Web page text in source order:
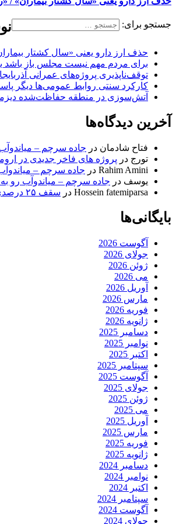
جستجو برای:
حذف ارز دارو یعنی «سال کشتار
برای مردم مهم نیست مجلس باز باشد
توقف‌ناپذیری پروژه‌های عمرانی
کارکرد سنتی روابط عمومی‌ها دیگر
آتش‌سوزی در منطقه حفاظت‌شده
آخرین دیدگاه‌ها
فتاح شادمان در جاده سرچم –
تورج در پروژه های فاخر جدیدی در
Rahim Amini در جاده سرچم –
یوسف در جاده سرچم – میاندوآب رو
Hossein fatemiparsa در سقف ۲۵ درصدی افزایش اجاره‌بها در آذربایجان شرقی اجرا می‌شود
بایگانی‌ها
آگوست 2026
جولای 2026
ژوئن 2026
می 2026
آوریل 2026
مارس 2026
فوریه 2026
ژانویه 2026
دسامبر 2025
نوامبر 2025
اکتبر 2025
سپتامبر 2025
آگوست 2025
جولای 2025
ژوئن 2025
می 2025
آوریل 2025
مارس 2025
فوریه 2025
ژانویه 2025
دسامبر 2024
نوامبر 2024
اکتبر 2024
سپتامبر 2024
آگوست 2024
جولای 2024